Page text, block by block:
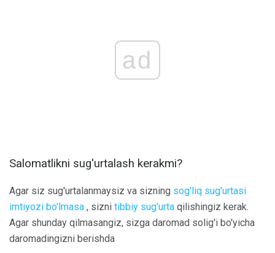
ad
Salomatlikni sug'urtalash kerakmi?
Agar siz sug'urtalanmaysiz va sizning sog'liq sug'urtasi
imtiyozi bo'lmasa , sizni tibbiy sug'urta qilishingiz kerak.
Agar shunday qilmasangiz, sizga daromad solig'i bo'yicha
daromadingizni berishda